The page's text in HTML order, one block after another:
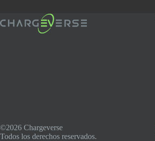
©2026 Chargeverse
Todos los derechos reservados.